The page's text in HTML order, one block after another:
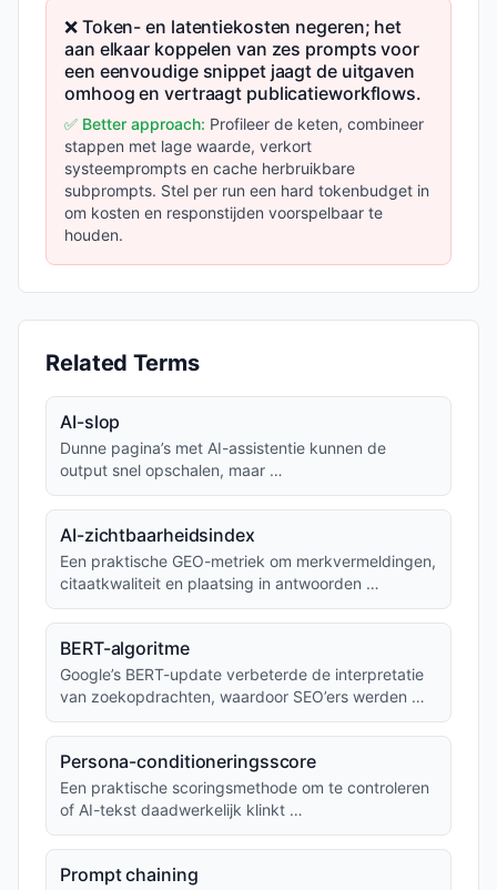
❌ Token- en latentiekosten negeren; het
aan elkaar koppelen van zes prompts voor
een eenvoudige snippet jaagt de uitgaven
omhoog en vertraagt publicatieworkflows.
✅ Better approach: Profileer de keten, combineer
stappen met lage waarde, verkort
systeemprompts en cache herbruikbare
subprompts. Stel per run een hard tokenbudget in
om kosten en responstijden voorspelbaar te
houden.
Related Terms
AI-slop
Dunne pagina’s met AI-assistentie kunnen de
output snel opschalen, maar …
AI-zichtbaarheidsindex
Een praktische GEO-metriek om merkvermeldingen,
citaatkwaliteit en plaatsing in antwoorden …
BERT-algoritme
Google’s BERT-update verbeterde de interpretatie
van zoekopdrachten, waardoor SEO’ers werden …
Persona-conditioneringsscore
Een praktische scoringsmethode om te controleren
of AI-tekst daadwerkelijk klinkt …
Prompt chaining